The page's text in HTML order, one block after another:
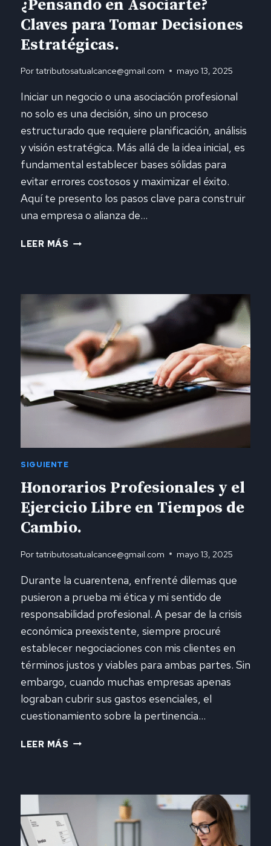
¿Pensando en Asociarte?
Claves para Tomar Decisiones
Estratégicas.
Portatributosatualcance@gmail.com mayo 13, 2025
Iniciar un negocio o una asociación profesional
no solo es una decisión, sino un proceso
estructurado que requiere planificación, análisis
y visión estratégica. Más allá de la idea inicial, es
fundamental establecer bases sólidas para
evitar errores costosos y maximizar el éxito.
Aquí te presento los pasos clave para construir
una empresa o alianza de…
LEER MÁS¿PENSANDO
PARA
TOMAR
DECISIONES
ESTRATÉGICAS.
SIGUIENTE
Honorarios Profesionales y el
Ejercicio Libre en Tiempos de
Cambio.
Portatributosatualcance@gmail.com mayo 13, 2025
Durante la cuarentena, enfrenté dilemas que
pusieron a prueba mi ética y mi sentido de
responsabilidad profesional. A pesar de la crisis
económica preexistente, siempre procuré
establecer negociaciones con mis clientes en
términos justos y viables para ambas partes. Sin
embargo, cuando muchas empresas apenas
lograban cubrir sus gastos esenciales, el
cuestionamiento sobre la pertinencia…
LEER MÁS HONORARIOS
EJERCICIO
EN
TIEMPOS